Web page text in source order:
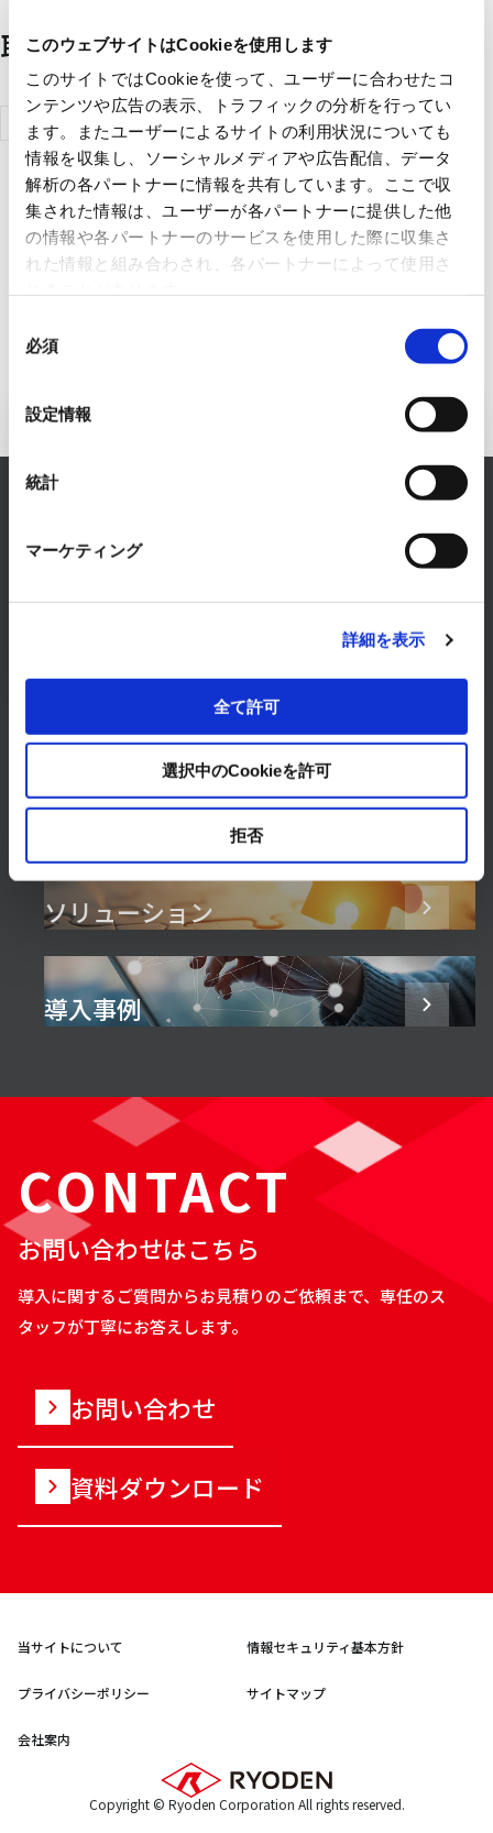
このウェブサイトはCookieを使用します
このサイトではCookieを使って、ユーザーに合わせたコ
ンテンツや広告の表示、トラフィックの分析を行ってい
ます。またユーザーによるサイトの利用状況についても
情報を収集し、ソーシャルメディアや広告配信、データ
解析の各パートナーに情報を共有しています。ここで収
集された情報は、ユーザーが各パートナーに提供した他
の情報や各パートナーのサービスを使用した際に収集さ
れた情報と組み合わされ、各パートナーによって使用さ
必須
設定情報
統計
マーケティング
詳細を表示
全て許可
選択中のCookieを許可
拒否
取扱メーカー一覧
三菱電機エ
ンジニアリ
ング株式会
社
FAシステム事業へのお問い合わせ
RYODENでは、FAシステム事業に関するあらゆるお
まずは、お気軽にご相談ください。
お問い合わせはこちら
製品・サービス
ソリューション
導入事例
CONTACT
お問い合わせはこちら
導入に関するご質問からお見積りのご依頼まで、専任のス
タッフが丁寧にお答えします。
お問い合わせ
資料ダウンロード
当サイトについて 情報セキュリティ基本方針
プライバシーポリシー サイトマップ
会社案内
Copyright © Ryoden Corporation All rights reserved.